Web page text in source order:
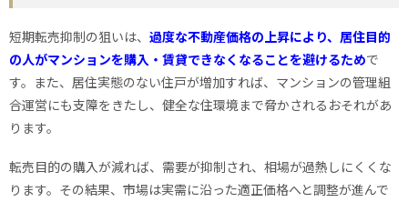
短期転売抑制の狙いは、 過度な不動産価格の上昇により、居住目的
の人がマンションを購入・賃貸できなくなることを避けるためで
す。また、居住実態のない住戸が増加すれば、マンションの管理組
合運営にも支障をきたし、健全な住環境まで脅かされるおそれがあ
ります。
転売目的の購入が減れば、需要が抑制され、相場が過熱しにくくな
ります。その結果、市場は実需に沿った適正価格へと調整が進んで